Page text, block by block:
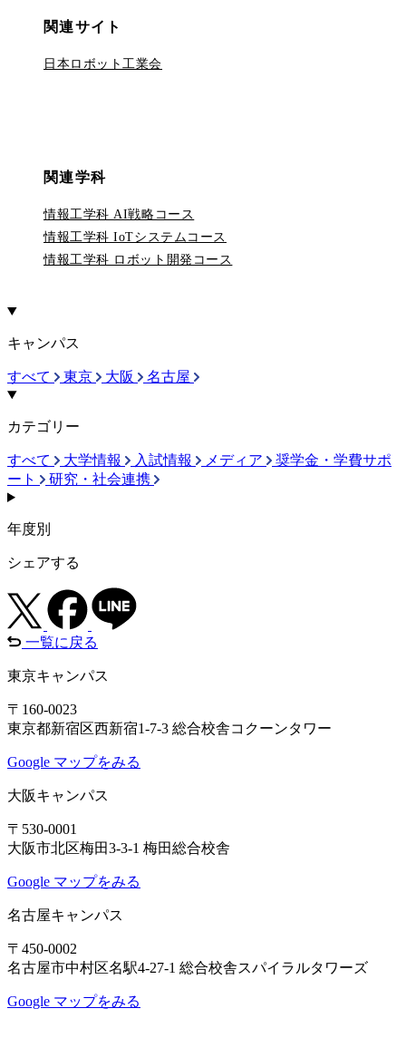
関連サイト
日本ロボット工業会
関連学科
情報工学科 AI戦略コース
情報工学科 IoTシステムコース
情報工学科 ロボット開発コース
キャンパス
すべて 東京 大阪 名古屋
カテゴリー
すべて 大学情報 入試情報 メディア
奨学金・学費サポ
ート
研究・社会連携
年度別
シェアする
一覧に戻る
東京キャンパス
〒160-0023
東京都新宿区西新宿1-7-3 総合校舎コクーンタワー
Google マップをみる
大阪キャンパス
〒530-0001
大阪市北区梅田3-3-1 梅田総合校舎
Google マップをみる
名古屋キャンパス
〒450-0002
名古屋市中村区名駅4-27-1 総合校舎スパイラルタワーズ
Google マップをみる